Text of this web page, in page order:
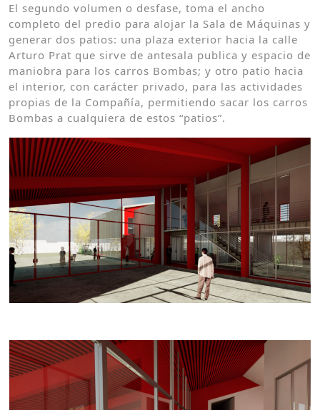
El segundo volumen o desfase, toma el ancho
completo del predio para alojar la Sala de Máquinas y
generar dos patios: una plaza exterior hacia la calle
Arturo Prat que sirve de antesala publica y espacio de
maniobra para los carros Bombas; y otro patio hacia
el interior, con carácter privado, para las actividades
propias de la Compañía, permitiendo sacar los carros
Bombas a cualquiera de estos “patios”.